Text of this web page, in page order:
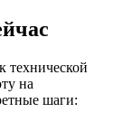
технической
на
шаги: